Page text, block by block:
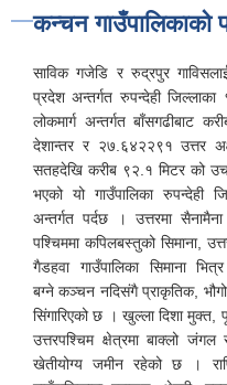
कन्चन गाउँपालिकाको
साविक गजेडि र रुद्रपुर
प्रदेश अन्तर्गत रुपन्देही
लोकमार्ग अन्तर्गत बाँसगढीबाट
देशान्तर र २७.६४२२९१ उत्तर
सतहदेखि करीब ९२.१ मिटर को
भएको यो गाउँपालिका रुपन्देही
अन्तर्गत पर्दछ । उत्तरमा
पश्चिममा कपिलबस्तुको सिमाना,
गैडहवा गाउँपालिका सिमाना
बग्ने कञ्चन नदिसंगै प्राकृतिक,
सिंगारिएको छ । खुल्ला दिशा मुक्त,
उत्तरपश्चिम क्षेत्रमा बाक्लो
खेतीयोग्य जमीन रहेको छ ।